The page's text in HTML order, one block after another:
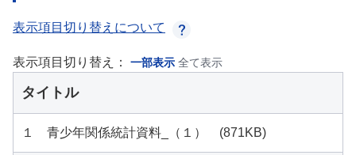
表示項目切り替えについて
表示項目切り替え： 一部表示 全て表示
タイトル
１ 青少年関係統計資料_（１） (871KB)